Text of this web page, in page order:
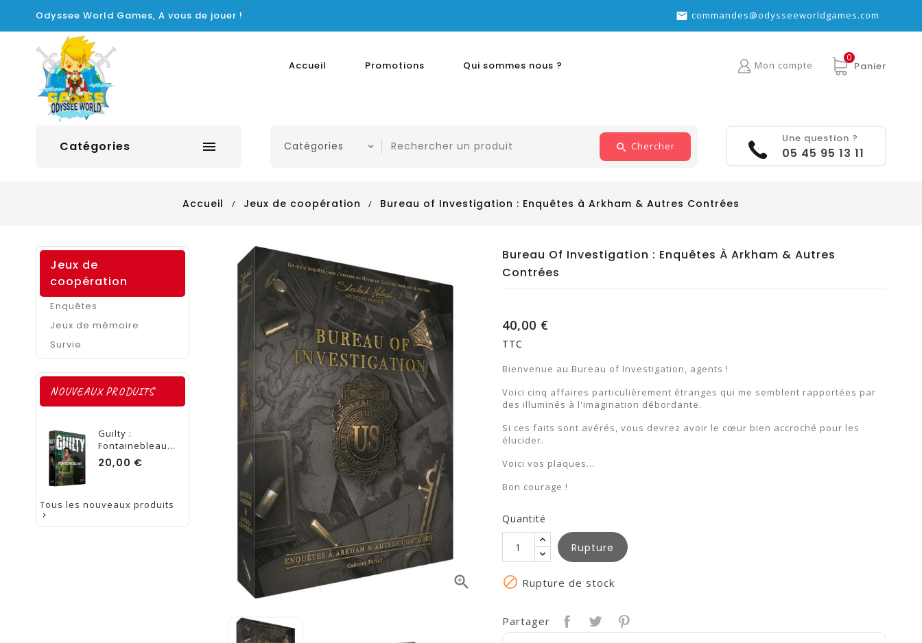
Odyssee World Games, A vous de jouer !  commandes@odysseeworldgames.com
Accueil Promotions Qui sommes nous ? Panier
0
Mon compte
Une question ?
05 45 95 13 11
Chercher
Catégories 
Accueil Jeux de coopération Bureau of Investigation : Enquêtes à Arkham & Autres Contrées
Jeux de
coopération
Enquêtes
Jeux de mémoire
Survie
NOUVEAUX PRODUITS
Guilty :
Fontainebleau...
20,00 €
Tous les nouveaux produits


Bureau Of Investigation : Enquêtes À Arkham & Autres
Contrées
40,00 €
TTC
Bienvenue au Bureau of Investigation, agents !
Voici cinq affaires particulièrement étranges qui me semblent rapportées par
des illuminés à l'imagination débordante.
Si ces faits sont avérés, vous devrez avoir le cœur bien accroché pour les
élucider.
Voici vos plaques...
Bon courage !
Quantité
Rupture
 Rupture de stock
Partager